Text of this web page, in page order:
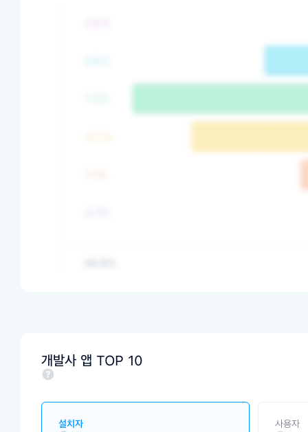
개발사 앱 TOP 10
설치자 사용자